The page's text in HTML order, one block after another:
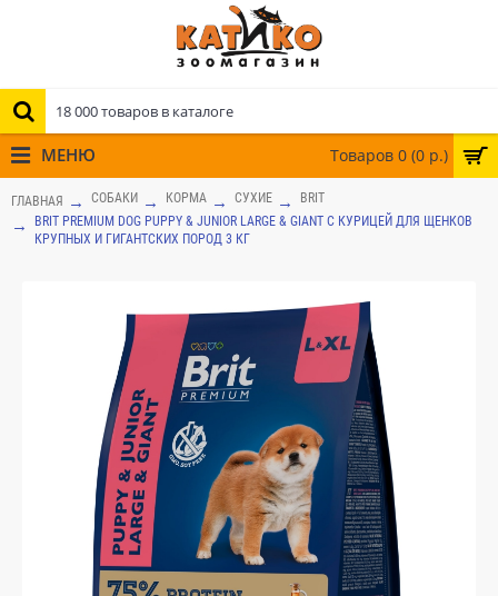
Товаров 0 (0 р.)
МЕНЮ
ГЛАВНАЯ СОБАКИ КОРМА СУХИЕ
BRIT
BRIT PREMIUM DOG PUPPY & JUNIOR LARGE & GIANT С КУРИЦЕЙ ДЛЯ ЩЕНКОВ
КРУПНЫХ И ГИГАНТСКИХ ПОРОД 3 КГ